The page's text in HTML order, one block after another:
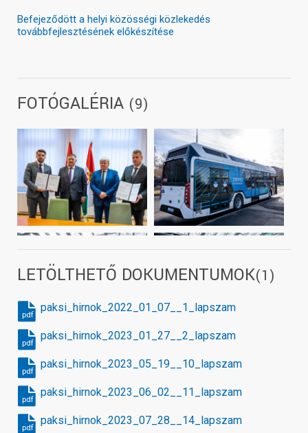
Befejeződött a helyi közösségi közlekedés
továbbfejlesztésének előkészítése
FOTÓGALÉRIA (9)
LETÖLTHETŐ DOKUMENTUMOK(1)
paksi_hirnok_2022_01_07__1_lapszam
pdf
paksi_hirnok_2023_01_27__2_lapszam
pdf
paksi_hirnok_2023_05_19__10_lapszam
pdf
paksi_hirnok_2023_06_02__11_lapszam
pdf
paksi_hirnok_2023_07_28__14_lapszam
pdf